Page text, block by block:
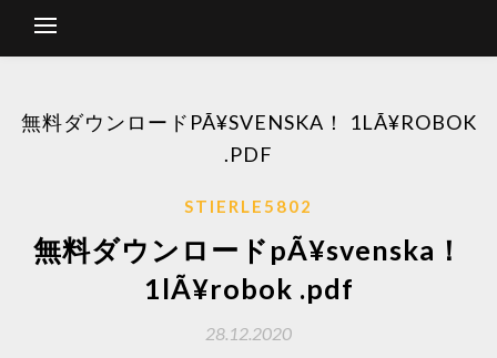
無料ダウンロードPÃ¥SVENSKA！ 1LÃ¥ROBOK
.PDF
STIERLE5802
無料ダウンロードpÃ¥svenska！
1lÃ¥robok .pdf
28.12.2020